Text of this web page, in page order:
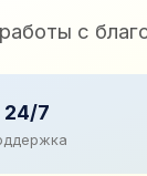
с
24/7